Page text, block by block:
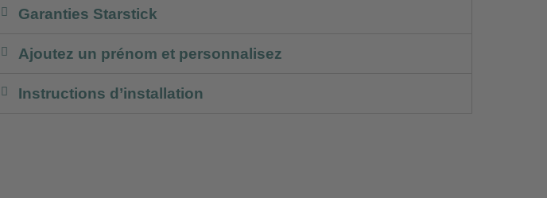
Garanties Starstick
Ajoutez un prénom et personnalisez
Instructions d’installation